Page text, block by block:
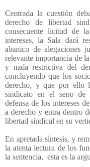
Centrada la cuestión
derecho de libertad
consecuente licitud de
intereses, la Sala dará
abanico de alegaciones
relevante importancia de
y nada restrictiva del
concluyendo que los
derecho, y que por ello
sindicato en el seno de
defensa de los intereses
a derecho y entra dentro
libertad sindical en su
En apretada síntesis, y
la atenta lectura de los
la sentencia, esta es la